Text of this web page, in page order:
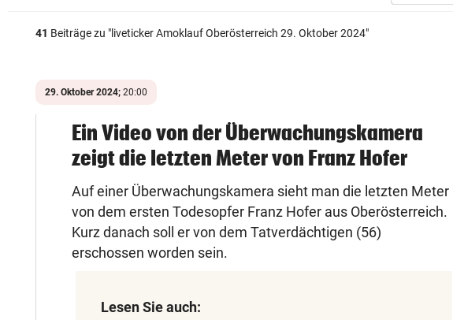
41 Beiträge zu " liveticker Amoklauf Oberösterreich 29. Oktober 2024"
29. Oktober 2024; 20:00
Ein Video von der Überwachungskamera
zeigt die letzten Meter von Franz Hofer
Auf einer Überwachungskamera sieht man die letzten Meter
von dem ersten Todesopfer Franz Hofer aus Oberösterreich.
Kurz danach soll er von dem Tatverdächtigen (56)
erschossen worden sein.
Lesen Sie auch: